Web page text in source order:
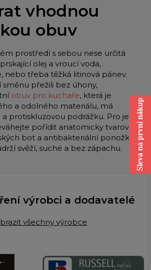
vhodnou
obuv
prostředí s sebou nese určitá
olej a vroucí voda,
nebo třeba těžká litinová pánev.
přežili bez úhony,
obuv pro kuchaře, která je
a odolného materiálu, má
a protiskluzovou podrážku. Pro ještě
pořídit anatomicky tvarované
bot a antibakteriální ponožky,
svěží, suché a bez zápachu.
výrobci a dodavatelé
všechny výrobce
Sleva na první nákup